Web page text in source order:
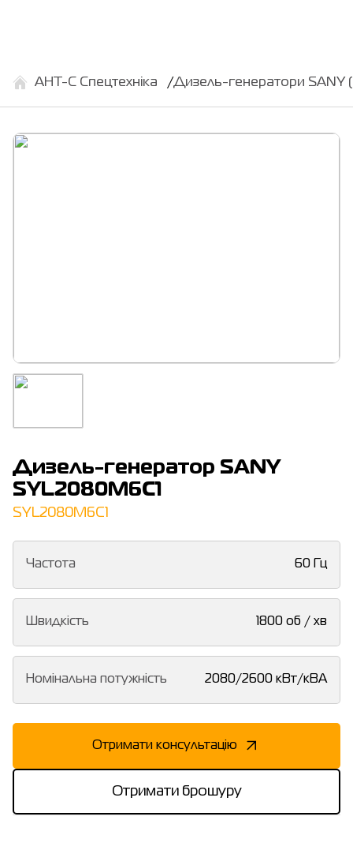
АНТ-С Спецтехніка Дизель-генератори SANY
Дизель-генератор SANY
SYL2080M6C1
SYL2080M6C1
Частота 60 Гц
Швидкість 1800 об / хв
Номінальна потужність 2080/2600 кВт/кВА
Отримати консультацію
Отримати брошуру